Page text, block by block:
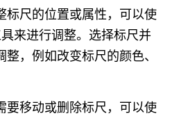
标尺的位置或属性，可以使
来进行调整。选择标尺并
，例如改变标尺的颜色、
要移动或删除标尺，可以使